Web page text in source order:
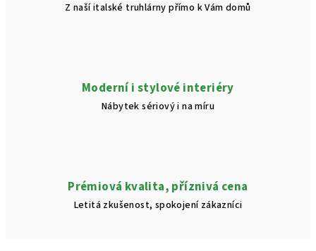
Z naší italské truhlárny přímo k Vám domů
Moderní i stylové interiéry
Nábytek sériový i na míru
Prémiová kvalita, příznivá cena
Letitá zkušenost, spokojení zákazníci